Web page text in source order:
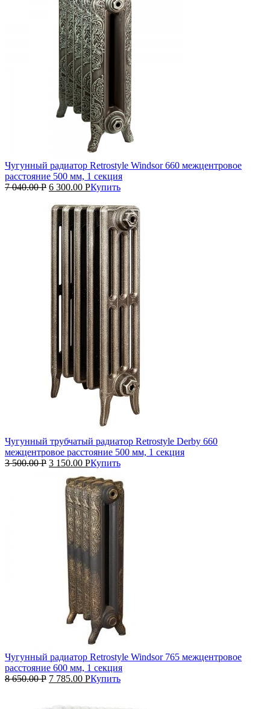
Чугунный радиатор Retrostyle Windsor 660 межцентровое
расстояние 500 мм, 1 секция
7 040.00Р 6 300.00 РКупить
Чугунный трубчатый радиатор Retrostyle Derby 660
межцентровое расстояние 500 мм, 1 секция
3 500.00Р 3 150.00 РКупить
Чугунный радиатор Retrostyle Windsor 765 межцентровое
расстояние 600 мм, 1 секция
8 650.00Р 7 785.00 РКупить